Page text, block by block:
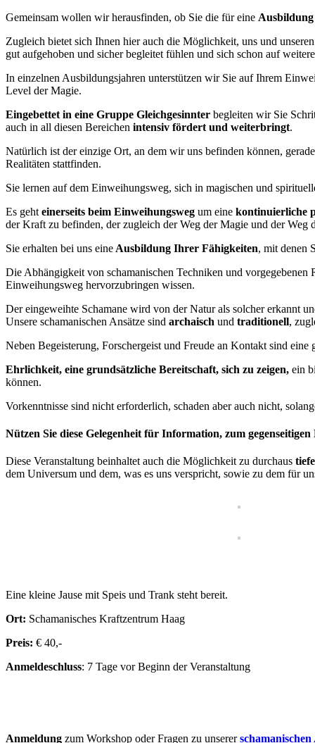
Gemeinsam wollen wir herausfinden, ob Sie die für eine Ausbildung
Zugleich bietet sich Ihnen hier auch die Möglichkeit, uns und
gut aufgehoben und sicher begleitet fühlen und sich schon auf
In einzelnen Ausbildungsjahren unterstützen wir Sie auf Ihrem
Level der Magie.
Eingebettet in eine Gruppe Gleichgesinnter begleiten wir Sie
auch in all diesen Bereichen intensiv fördert und weiterbringt.
Natürlich ist der einzige Ort, an dem wir uns befinden können,
Realitäten stattfinden.
Sie lernen auf dem Einweihungsweg, sich in magischen und
Es geht einerseits beim Einweihungsweg um eine kontinuierliche
der Kraft zu befinden, der zugleich der Weg der Magie und der Weg
Sie erhalten bei uns eine Ausbildung Ihrer Fähigkeiten, mit denen
Die Abhängigkeit von schamanischen Techniken und
Einweihungsweg hervorzubringen wissen.
Der eingeweihte Schamane wird von der Natur als solcher erkannt
Unsere schamanischen Ansätze sind archaisch und traditionell,
Neben Begeisterung, Forschergeist und Freude an Kontakt sind
Ehrlichkeit, eine grundsätzliche Bereitschaft, sich zu zeigen, ein
können.
Vorkenntnisse sind nicht erforderlich, schaden aber auch nicht,
Nützen Sie diese Gelegenheit für Information, zum
Diese Veranstaltung beinhaltet auch die Möglichkeit zu durchaus
dem Universum und dem, was es uns verspricht, sowie zu dem für
Eine kleine Jause mit Speis und Trank steht bereit.
Ort: Schamanisches Kraftzentrum Haag
Preis: € 40,-
Anmeldeschluss: 7 Tage vor Beginn der Veranstaltung
Anmeldung zum Workshop oder Fragen zu unserer